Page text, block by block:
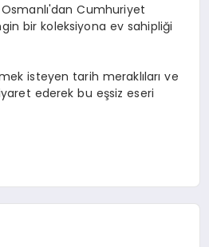
Cumhuriyet
bir koleksiyona ev sahipliği
isteyen tarih meraklıları ve
ederek bu eşsiz eseri